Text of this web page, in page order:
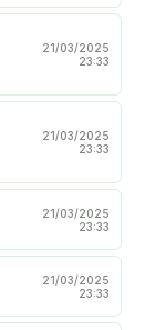
21/03/2025
23:33
21/03/2025
23:33
21/03/2025
23:33
21/03/2025
23:33